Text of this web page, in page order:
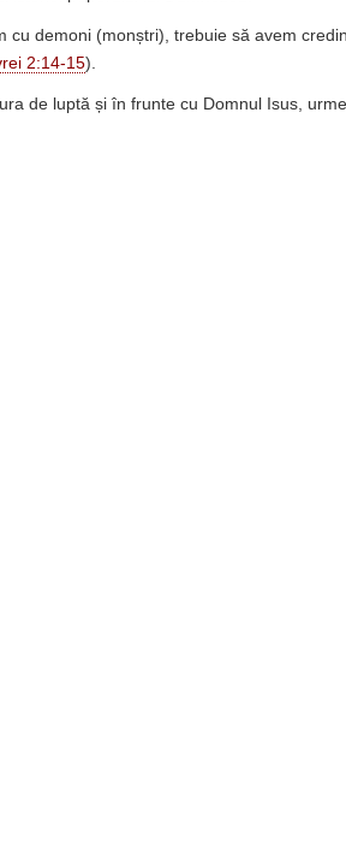
cu demoni (monștri), trebuie să avem
2:14-15).
de luptă și în frunte cu Domnul Isus,